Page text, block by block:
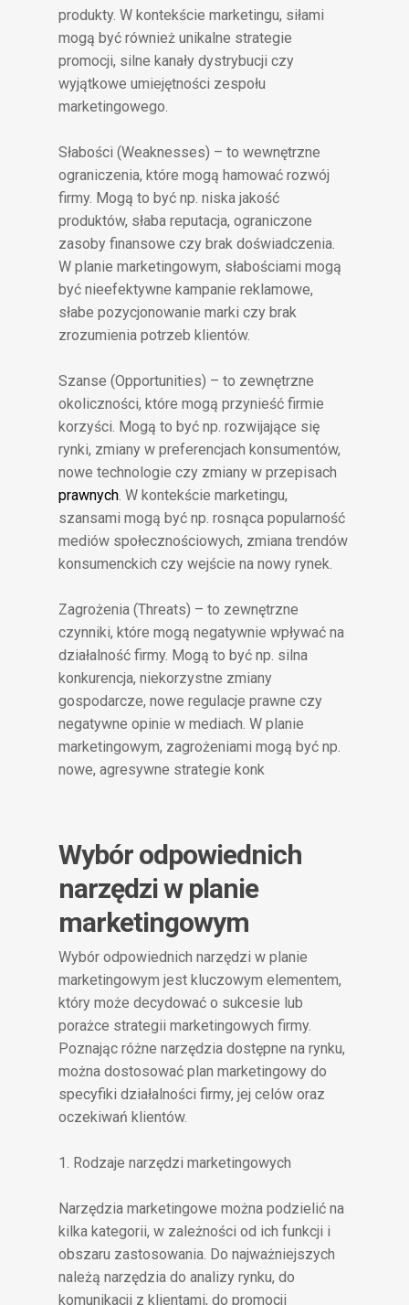
produkty. W kontekście marketingu, siłami
mogą być również unikalne strategie
promocji, silne kanały dystrybucji czy
wyjątkowe umiejętności zespołu
marketingowego.
Słabości (Weaknesses) – to wewnętrzne
ograniczenia, które mogą hamować rozwój
firmy. Mogą to być np. niska jakość
produktów, słaba reputacja, ograniczone
zasoby finansowe czy brak doświadczenia.
W planie marketingowym, słabościami mogą
być nieefektywne kampanie reklamowe,
słabe pozycjonowanie marki czy brak
zrozumienia potrzeb klientów.
Szanse (Opportunities) – to zewnętrzne
okoliczności, które mogą przynieść firmie
korzyści. Mogą to być np. rozwijające się
rynki, zmiany w preferencjach konsumentów,
nowe technologie czy zmiany w przepisach
prawnych. W kontekście marketingu,
szansami mogą być np. rosnąca popularność
mediów społecznościowych, zmiana trendów
konsumenckich czy wejście na nowy rynek.
Zagrożenia (Threats) – to zewnętrzne
czynniki, które mogą negatywnie wpływać na
działalność firmy. Mogą to być np. silna
konkurencja, niekorzystne zmiany
gospodarcze, nowe regulacje prawne czy
negatywne opinie w mediach. W planie
marketingowym, zagrożeniami mogą być np.
nowe, agresywne strategie konk
Wybór odpowiednich
narzędzi w planie
marketingowym
Wybór odpowiednich narzędzi w planie
marketingowym jest kluczowym elementem,
który może decydować o sukcesie lub
porażce strategii marketingowych firmy.
Poznając różne narzędzia dostępne na rynku,
można dostosować plan marketingowy do
specyfiki działalności firmy, jej celów oraz
oczekiwań klientów.
1. Rodzaje narzędzi marketingowych
Narzędzia marketingowe można podzielić na
kilka kategorii, w zależności od ich funkcji i
obszaru zastosowania. Do najważniejszych
należą narzędzia do analizy rynku, do
komunikacji z klientami, do promocji